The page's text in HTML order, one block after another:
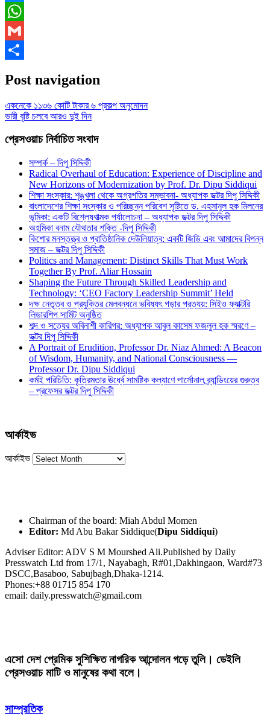
Messenger
WhatsApp
Gmail
Post navigation
একনেকে ১১৩৬ কোটি টাকার ৬ প্রকল্প অনুমোদন
ভারী বৃষ্টি চলবে আরও দুই দিন
প্রেসওয়াচ নির্বাচিত সংবাদ
সম্পর্ক – দিপু সিদ্দিকী
Radical Overhaul of Education: Experience of Discipline and
New Horizons of Modernization by Prof. Dr. Dipu Siddiqui
শিক্ষা সংস্কার: শৃঙ্খলা থেকে অগ্রগতির সম্ভাবনা- অধ্যাপক ডক্টর দিপু সিদ্দিকী
বাংলাদেশের শিক্ষা সংস্কার ও পরিচ্ছন্ন পরিবেশ সৃষ্টিতে ড. এহসানুল হক মিলনের
ভূমিকা: একটি বিশ্লেষণাত্মক পর্যালোচনা – অধ্যাপক ডক্টর দিপু সিদ্দিকী
অহমিকা বনাম যৌথতার শক্তি -দিপু সিদ্দিকী
কিশোর মনস্তত্ত্ব ও প্রাতিষ্ঠানিক দেউলিয়াত্ব: একটি জিডি এবং আমাদের বিপন্ন
সমাজ – ডক্টর দিপু সিদ্দিকী
Politics and Management: Distinct Skills That Must Work
Together By Prof. Aliar Hossain
Shaping the Future Through Skilled Leadership and
Technology: ‘CEO Factory Leadership Summit’ Held
দক্ষ নেতৃত্ব ও প্রযুক্তির মেলবন্ধনে ভবিষ্যৎ গড়ার প্রত্যয়: সিইও ফ্যাক্টরি
লিডারশিপ সামিট অনুষ্ঠিত
শব্দ ও সত্যের অবিনাশী কারিগর: অধ্যাপক আবুল কাসেম ফজলুল হক স্মরণে –
ডক্টর দিপু সিদ্দিকী
A Portrait of Erudition, Professor Dr. Niaz Ahmed: A Beacon
of Wisdom, Humanity, and National Consciousness —
Professor Dr. Dipu Siddiqui
কর্মই পরিচিতি: কৃত্রিমতার ঊর্ধ্বে সামষ্টিক কল্যাণে পার্সোনাল ব্র্যান্ডিংয়ের গুরুত্ব
– প্রফেসর ডক্টর দিপু সিদ্দিকী
আর্কাইভ
আর্কাইভ
Chairman of the board: Miah Abdul Momen
Editor: Md Abu Bakar Siddique(Dipu Siddiqui)
Adviser Editor: ADV S M Mourshed Ali.Published by Daily
Presswatch Ltd from 17/1, Nayabagh, R#01,Dakhingaon, Ward#73
DSCC,Basaboo, Sabujbagh,Dhaka-1214.
Phones:+88 01715 854 170
email: daily.presswatch@gmail.com
এসো দেশ প্রেমিক সুশিক্ষিত নাগরিক আন্দোলন গড়ে তুলি। ডেইলি
প্রেসওয়াচ মাটি ও মানুষের কথা বলে।
সাম্প্রতিক